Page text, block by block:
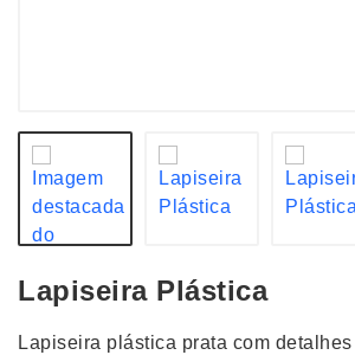
Lapiseira Plástica
Lapiseira plástica prata com